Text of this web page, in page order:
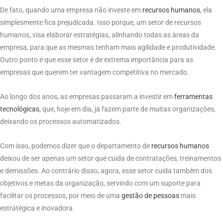
De fato, quando uma empresa não investe em recursos humanos, ela
simplesmente fica prejudicada. Isso porque, um setor de recursos
humanos, visa elaborar estratégias, alinhando todas as áreas da
empresa, para que as mesmas tenham mais agilidade e produtividade.
Outro ponto é que esse setor é de extrema importância para as
empresas que querem ter vantagem competitiva no mercado.
Ao longo dos anos, as empresas passaram a investir emferramentas
tecnológicas, que, hoje em dia, já fazem parte de muitas organizações,
deixando os processos automatizados.
Com isso, podemos dizer que o departamento de recursos humanos
deixou de ser apenas um setor que cuida de contratações, treinamentos
e demissões. Ao contrário disso, agora, esse setor cuida também dos
objetivos e metas da organização, servindo com um suporte para
facilitar os processos, por meio de uma gestão de pessoas mais
estratégica e inovadora.